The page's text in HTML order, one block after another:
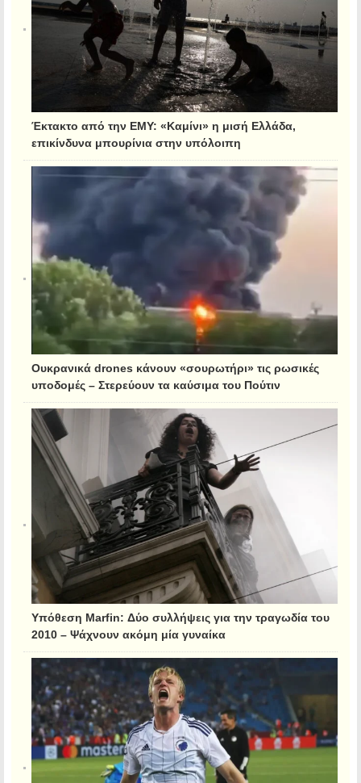
Έκτακτο από την ΕΜΥ: «Καμίνι» η μισή Ελλάδα,
επικίνδυνα μπουρίνια στην υπόλοιπη
Ουκρανικά drones κάνουν «σουρωτήρι» τις ρωσικές
υποδομές – Στερεύουν τα καύσιμα του Πούτιν
Υπόθεση Marfin: Δύο συλλήψεις για την τραγωδία του
2010 – Ψάχνουν ακόμη μία γυναίκα